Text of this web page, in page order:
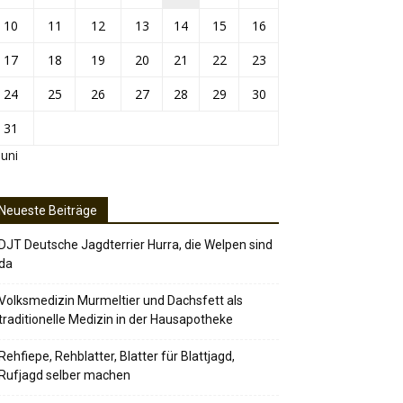
10 11 12 13 14 15
16
17
18 19 20 21 22
23
24
25 26 27 28 29
30
31
Beiträge
Deutsche Jagdterrier Hurra, die Welpen sind
Murmeltier und Dachsfett als
Medizin in der Hausapotheke
Rehblatter, Blatter für Blattjagd,
selber machen